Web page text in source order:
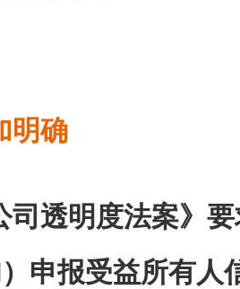
明确
司透明度法案》
申报受益所有人